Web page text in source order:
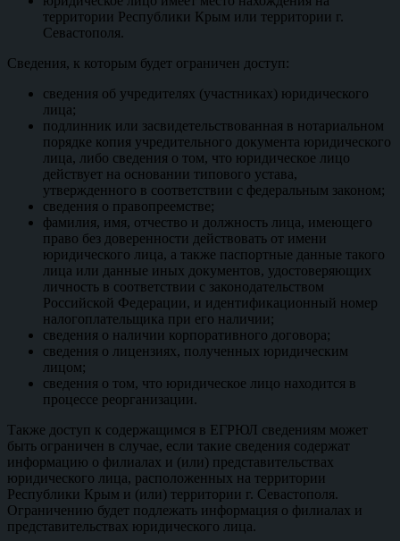
территории Республики Крым или территории г.
Севастополя.
Сведения, к которым будет ограничен доступ:
сведения об учредителях (участниках) юридического
лица;
подлинник или засвидетельствованная в нотариальном
порядке копия учредительного документа юридического
лица, либо сведения о том, что юридическое лицо
действует на основании типового устава,
утвержденного в соответствии с федеральным законом;
сведения о правопреемстве;
фамилия, имя, отчество и должность лица, имеющего
право без доверенности действовать от имени
юридического лица, а также паспортные данные такого
лица или данные иных документов, удостоверяющих
личность в соответствии с законодательством
Российской Федерации, и идентификационный номер
налогоплательщика при его наличии;
сведения о наличии корпоративного договора;
сведения о лицензиях, полученных юридическим
лицом;
сведения о том, что юридическое лицо находится в
процессе реорганизации.
Также доступ к содержащимся в ЕГРЮЛ сведениям может
быть ограничен в случае, если такие сведения содержат
информацию о филиалах и (или) представительствах
юридического лица, расположенных на территории
Республики Крым и (или) территории г. Севастополя.
Ограничению будет подлежать информация о филиалах и
представительствах юридического лица.